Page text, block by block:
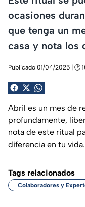
ocasiones
que tenga un
casa y nota los
Publicado 01/04/2025 | 🕑
Abril es un mes de
profundamente,
nota de este ritual
diferencia en tu vida.
Tags relacionados
Colaboradores y